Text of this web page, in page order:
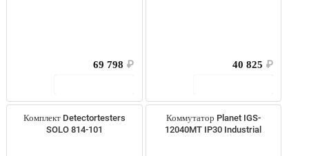
69 798 ₽
40 825 ₽
Комплект Detectortesters
SOLO 814-101
Коммутатор Planet IGS-
12040MT IP30 Industrial